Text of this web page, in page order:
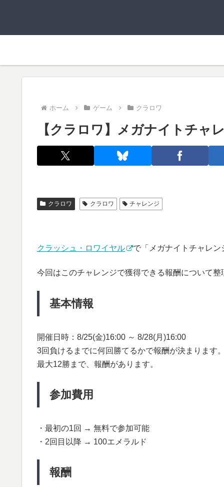
ホーム ゲーム クラロワ
【クラロワ】メガナイトチャ
クラロワ クラロワ チャレンジ
クラッシュ・ロワイヤル で「メガナイトチャレ
今回はこのチャレンジで獲得できる報酬について
基本情報
開催日時：8/25(金)16:00 ～ 8/28(月)16:00
3回負けるまでに何回勝てるかで報酬が決まります
最大12勝まで、報酬があります。
参加費用
・最初の1回 → 無料で参加可能
・2回目以降 → 100エメラルド
報酬